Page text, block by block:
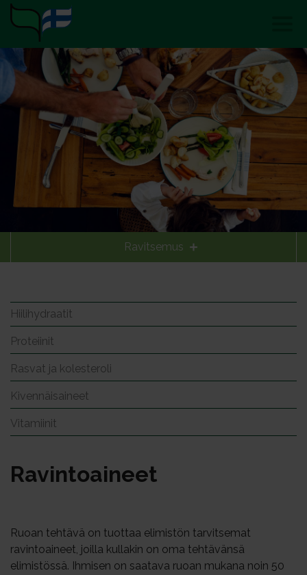
Ravitsemus
Hiilihydraatit
Proteiinit
Rasvat ja kolesteroli
Kivennäisaineet
Vitamiinit
Ra­vin­toai­neet
Ruoan tehtävä on tuottaa elimistön tarvitsemat
ravintoaineet, joilla kullakin on oma tehtävänsä
elimistössä. Ihmisen on saatava ruoan mukana noin 50